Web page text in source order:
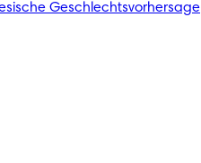
Geschlechtsvorhersage